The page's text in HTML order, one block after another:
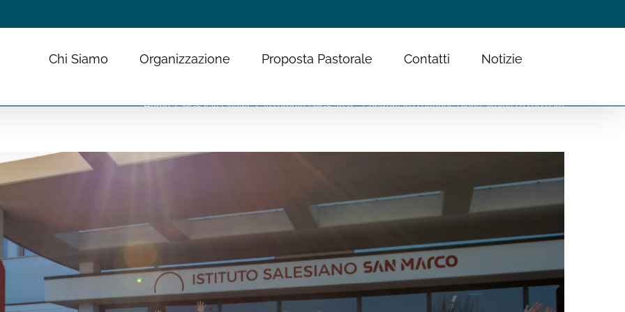
Chi Siamo Organizzazione Proposta Pastorale Contatti Notizie
Home MGS Italia News Assemblea MGS 2021 – Confrontarsi sull’educazione affettiva e sessuale